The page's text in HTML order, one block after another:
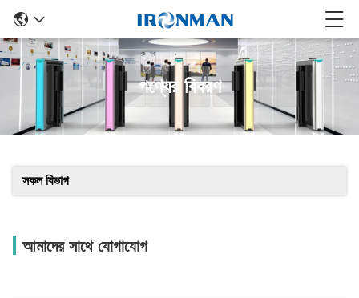
পণ্যের বিবরণ
সকল বিভাগ
আমাদের সাথে যোগাযোগ